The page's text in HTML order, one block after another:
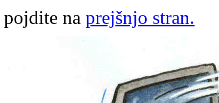
pojdite na prejšnjo stran.